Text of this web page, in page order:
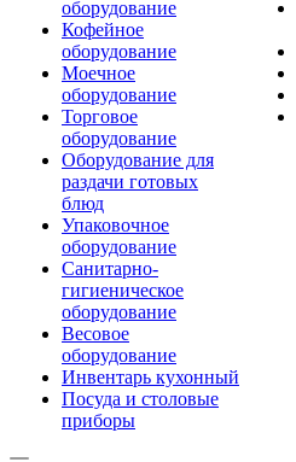
оборудование
Кофейное
оборудование
Моечное
оборудование
Торговое
оборудование
Оборудование для
раздачи готовых
блюд
Упаковочное
оборудование
Санитарно-
гигиеническое
оборудование
Весовое
оборудование
Инвентарь кухонный
Посуда и столовые
приборы